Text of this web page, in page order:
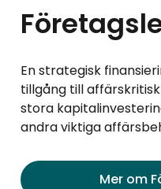
En strategisk
tillgång till
stora
andra viktiga
Mer om